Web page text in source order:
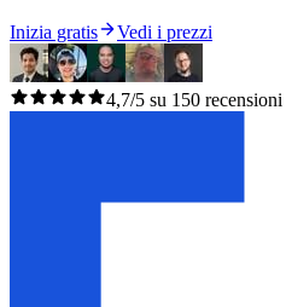
Inizia gratis Vedi i prezzi
4,7/5 su 150 recensioni